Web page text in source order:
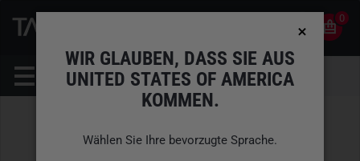
0
WIR GLAUBEN, DASS SIE AUS
UNITED STATES OF AMERICA
KOMMEN.
Wählen Sie Ihre bevorzugte Sprache.